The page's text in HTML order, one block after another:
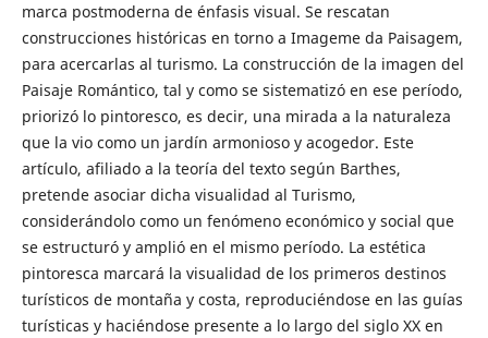
marca postmoderna de énfasis visual. Se rescatan
construcciones históricas en torno a Imageme da Paisagem,
para acercarlas al turismo. La construcción de la imagen del
Paisaje Romántico, tal y como se sistematizó en ese período,
priorizó lo pintoresco, es decir, una mirada a la naturaleza
que la vio como un jardín armonioso y acogedor. Este
artículo, afiliado a la teoría del texto según Barthes,
pretende asociar dicha visualidad al Turismo,
considerándolo como un fenómeno económico y social que
se estructuró y amplió en el mismo período. La estética
pintoresca marcará la visualidad de los primeros destinos
turísticos de montaña y costa, reproduciéndose en las guías
turísticas y haciéndose presente a lo largo del siglo XX en